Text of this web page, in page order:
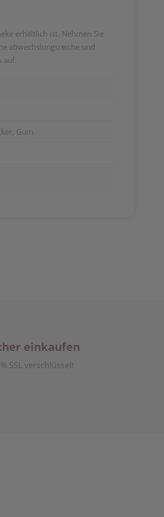
erhältlich ist. Nehmen Sie
abwechslungsreiche und
auf.
Gum
einkaufen
SSL verschlüsselt